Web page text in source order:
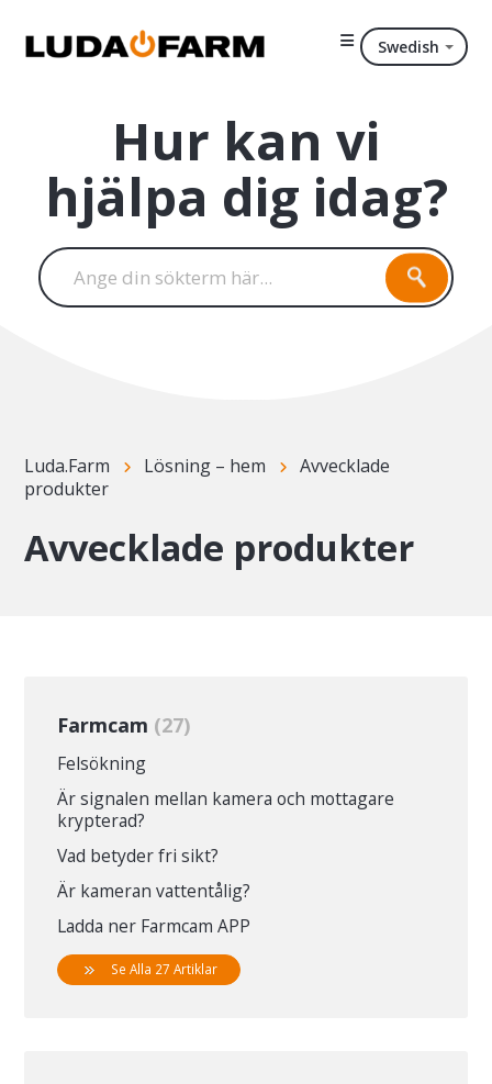
Swedish
Hur kan vi
hjälpa dig idag?
Luda.Farm Lösning – hem
Avvecklade
produkter
Avvecklade produkter
Farmcam 27
Felsökning
Är signalen mellan kamera och mottagare
krypterad?
Vad betyder fri sikt?
Är kameran vattentålig?
Ladda ner Farmcam APP
Se Alla 27 Artiklar